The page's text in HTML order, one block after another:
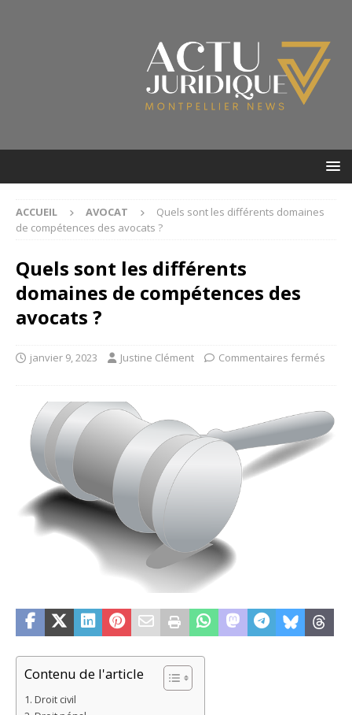
ACCUEIL AVOCAT
Quels sont les différents domaines
de compétences des avocats ?
Quels sont les différents
domaines de compétences des
avocats ?
janvier 9, 2023 Justine Clément Commentaires fermés
Contenu de l'article
Droit civil